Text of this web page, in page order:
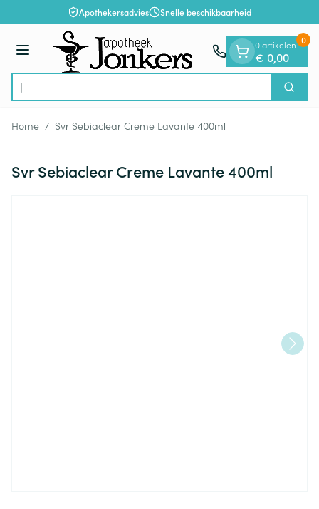
Ga naar de inhoudApothekersadvies Snelle beschikbaarheid
Menu
Product, merk, categorie... Zoek
0 artikelen
€ 0,00
0
Home / Svr Sebiaclear Creme Lavante 400ml
Svr Sebiaclear Creme Lavante 400ml